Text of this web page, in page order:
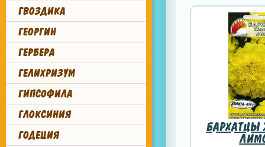
ГВОЗДИКА
ГЕОРГИН
ГЕРБЕРА
ГЕЛИХРИЗУМ
ГИПСОФИЛА
ГЛОКСИНИЯ
ГОДЕЦИЯ